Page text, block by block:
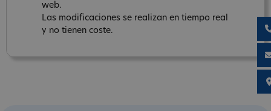
web.
Las modificaciones se realizan en tiempo real
y no tienen coste.